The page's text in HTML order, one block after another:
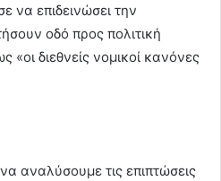
να επιδεινώσει την
οδό προς πολιτική
«οι διεθνείς νομικοί κανόνες
αναλύσουμε τις επιπτώσεις